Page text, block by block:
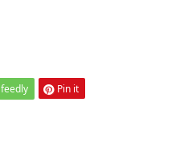
feedly Pin it